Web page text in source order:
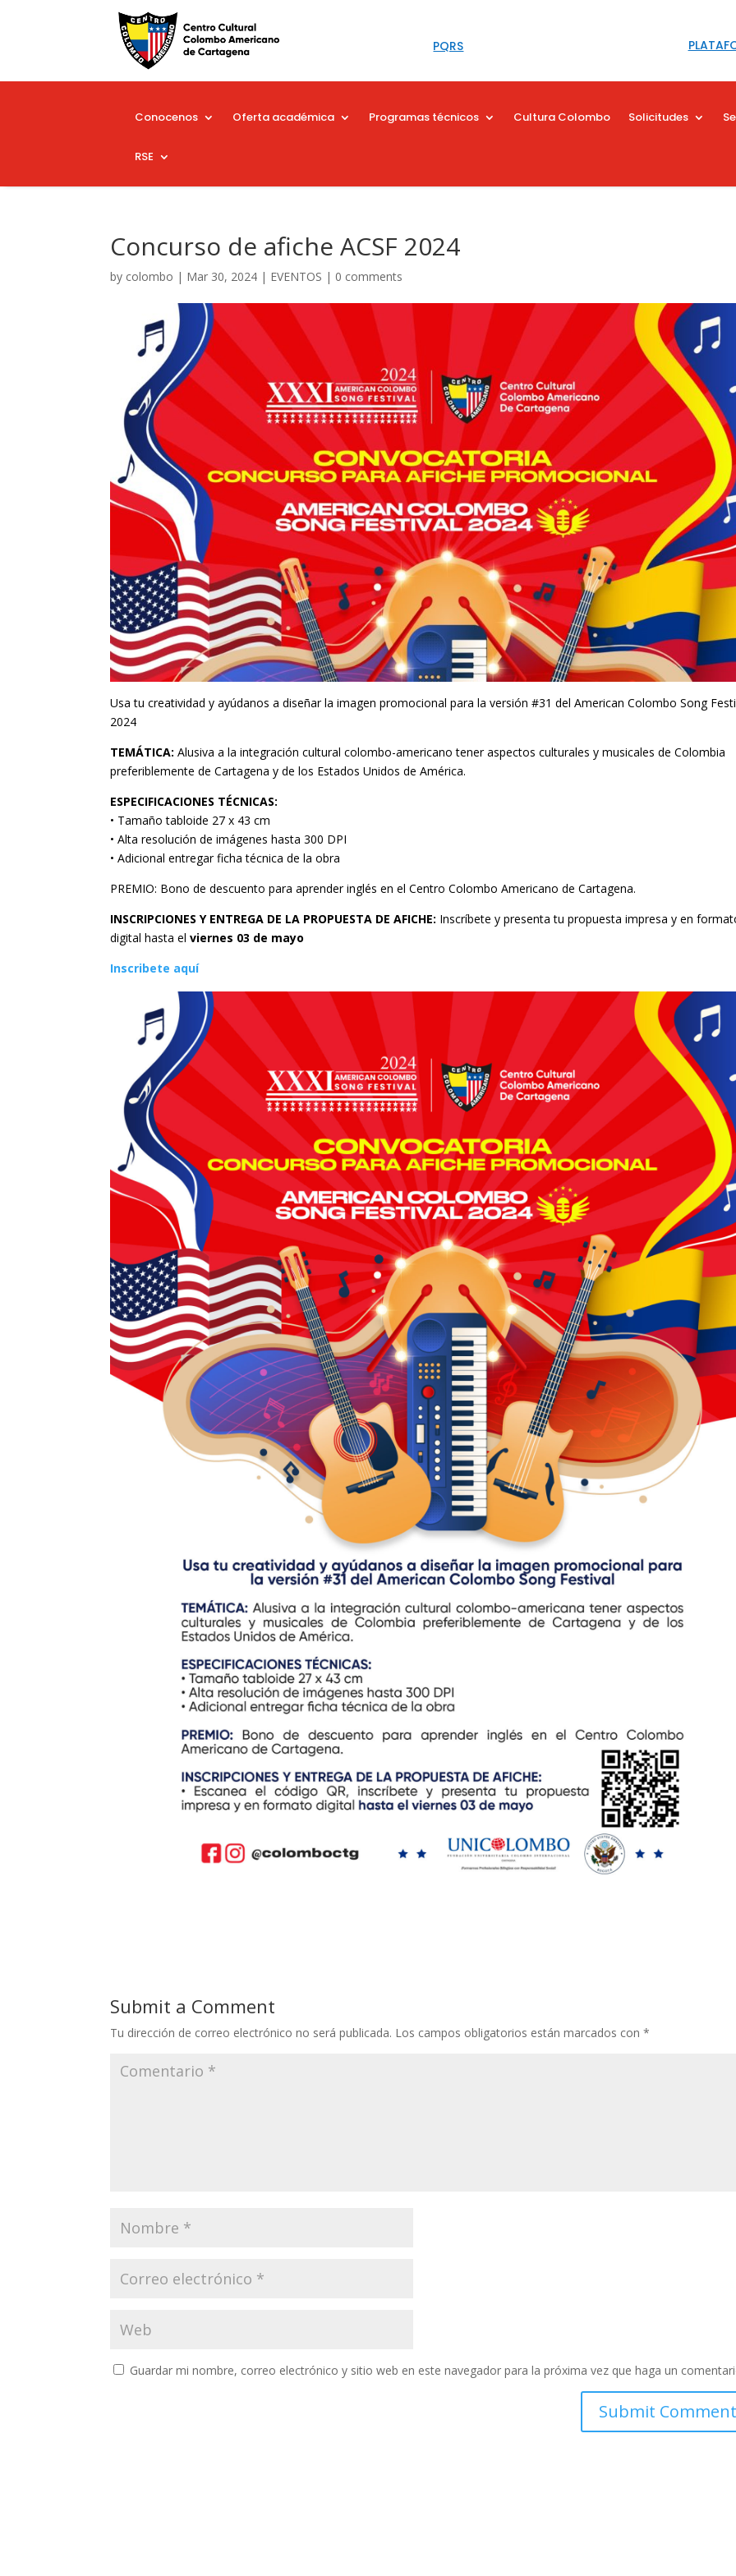
PQRS
Conocenos Oferta académica Programas técnicos Cultura Colombo Solicitudes
RSE
Concurso de afiche ACSF 2024
by colombo | Mar 30, 2024 | EVENTOS | 0 comments
Usa tu creatividad y ayúdanos a diseñar la imagen promocional para la versión #31 del American Colombo Song
2024
TEMÁTICA:Alusiva a la integración cultural colombo-americano tener aspectos culturales y musicales de Colombia
preferiblemente de Cartagena y de los Estados Unidos de América.
ESPECIFICACIONES TÉCNICAS:
• Tamaño tabloide 27 x 43 cm
• Alta resolución de imágenes hasta 300 DPI
• Adicional entregar ficha técnica de la obra
PREMIO: Bono de descuento para aprender inglés en el Centro Colombo Americano de Cartagena.
INSCRIPCIONES Y ENTREGA DE LA PROPUESTA DE AFICHE: Inscríbete y presenta tu propuesta impresa y en
digital hasta elviernes 03 de mayo
Inscribete aquí
Submit a Comment
Tu dirección de correo electrónico no será publicada. Los campos obligatorios están marcados con*
Guardar mi nombre, correo electrónico y sitio web en este navegador para la próxima vez que haga un